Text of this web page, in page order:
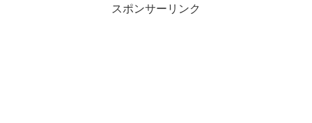
スポンサーリンク